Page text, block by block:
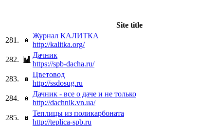
Site title
281.
Журнал КАЛИТКА
http://kalitka.org/
282.
Дачник
https://spb-dacha.ru/
283.
Цветовод
http://ssdosug.ru
284.
Дачник - все о даче и не только
http://dachnik.vn.ua/
285.
Теплицы из поликарбоната
http://teplica-spb.ru